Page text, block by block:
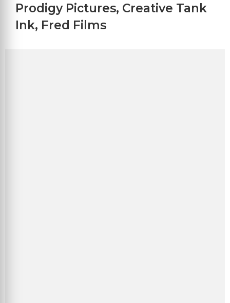
Prodigy Pictures, Creative Tank
Ink, Fred Films